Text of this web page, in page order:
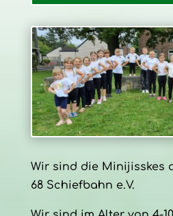
Wir sind die Minijisskes
68 Schiefbahn e.V.